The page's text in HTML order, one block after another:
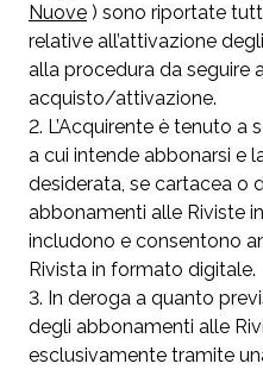
Nuove ) sono riportate
relative all’attivazione
alla procedura da seguire
acquisto/attivazione.
L’Acquirente è tenuto a
a cui intende abbonarsi e
desiderata, se cartacea o
abbonamenti alle Riviste
includono e consentono
Rivista in formato digitale.
In deroga a quanto
degli abbonamenti alle
esclusivamente tramite